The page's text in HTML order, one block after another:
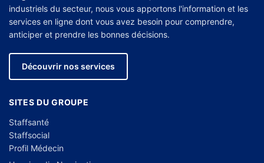
industriels du secteur, nous vous apportons l'information et les
services en ligne dont vous avez besoin pour comprendre,
anticiper et prendre les bonnes décisions.
Découvrir nos services
SITES DU GROUPE
Staffsanté
Staffsocial
Profil Médecin